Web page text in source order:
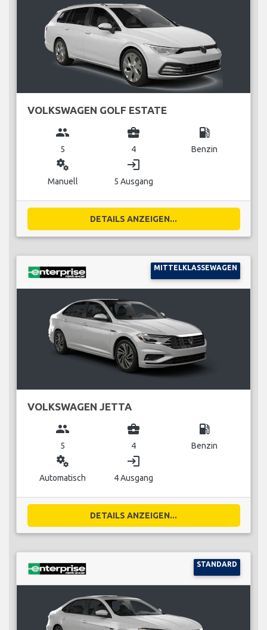
VOLKSWAGEN GOLF ESTATE
group
5
business_center
4
local_gas_station
Benzin
miscellaneous_services
Manuell
login
5 Ausgang
DETAILS ANZEIGEN...
MITTELKLASSEWAGEN
VOLKSWAGEN JETTA
group
5
business_center
4
local_gas_station
Benzin
miscellaneous_services
Automatisch
login
4 Ausgang
DETAILS ANZEIGEN...
STANDARD